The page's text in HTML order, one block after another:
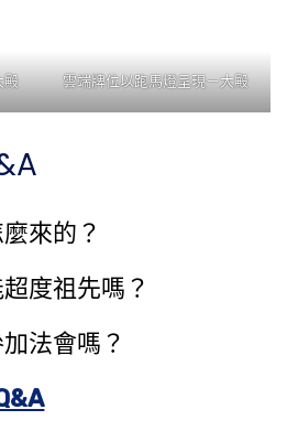
殿 雲端牌位以跑馬燈呈現－大殿
來的？
度祖先​嗎？
法會嗎？